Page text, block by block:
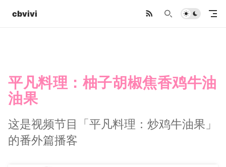
cbvivi
平凡料理：柚子胡椒焦香鸡牛油
油果
这是视频节目「平凡料理：炒鸡牛油果」
的番外篇播客